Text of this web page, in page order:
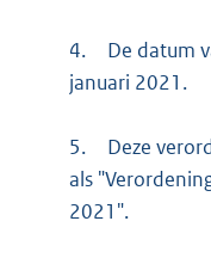
4.
De datum
januari 2021.
5.
Deze
als
2021".